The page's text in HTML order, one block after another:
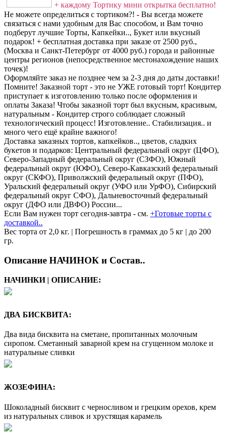
+ каждому Тортику мини открытка бесплатно!
Не можете определиться с тортиком?! - Вы всегда можете
связаться с нами удобным для Вас способом, и Вам точно
подберут лучшие Торты, Капкейки.., Букет или вкусный
подарок! + бесплатная доставка при заказе от 2500 руб.,
(Москва и Санкт-Петербург от 4000 руб.) города и районные
центры регионов (непосредственное местонахождение наших
точек)!
Оформляйте заказ не позднее чем за 2-3 дня до даты доставки!
Помните! Заказной торт - это не УЖЕ готовый торт! Кондитер
приступает к изготовлению только после оформления и
оплаты Заказа! Чтобы заказной торт был вкусным, красивым,
натуральным - Кондитер строго соблюдает сложный
технологический процесс! Изготовление.. Стабилизация.. и
много чего ещё крайне важного!
Доставка заказных тортов, капкейков.., цветов, сладких
букетов и подарков: Центральный федеральный округ (ЦФО),
Северо-Западный федеральный округ (СЗФО), Южный
федеральный округ (ЮФО), Северо-Кавказский федеральный
округ (СКФО), Приволжский федеральный округ (ПФО),
Уральский федеральный округ (УФО или УрФО), Сибирский
федеральный округ СФО), Дальневосточный федеральный
округ (ДФО или ДВФО) России...
Если Вам нужен торт сегодня-завтра - см. +Готовые торты с
доставкой..
Вес торта от 2,0 кг. | Погрешность в граммах до 5 кг | до 200
гр.
Описание НАЧИНОК и Состав..
НАЧИНКИ | ОПИСАНИЕ:
ДВА БИСКВИТА:
Два вида бисквита на сметане, пропитанных молочным
сиропом. Сметанный заварной крем на сгущенном молоке и
натуральные сливки
ЖОЗЕФИНА:
Шоколадный бисквит с черносливом и грецким орехов, крем
из натуральных сливок и хрустящая карамель